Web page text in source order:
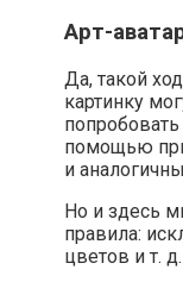
Арт-
Да, такой
картинку
помощью
и
Но и здесь
правила:
цветов и т.